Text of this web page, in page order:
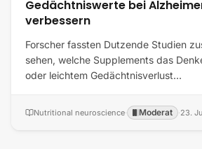
Gedächtniswerte bei
verbessern
Forscher fassten Dutzende Studien
sehen, welche Supplements das
oder leichtem Gedächtnisverlust…
Nutritional neuroscience· Moderat ·23.